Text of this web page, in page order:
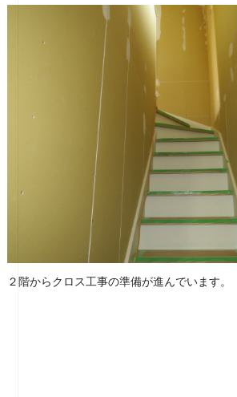
２階からクロス工事の準備が進んでいます。